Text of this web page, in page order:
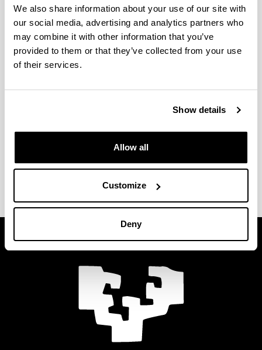
We also share information about your use of our site with
our social media, advertising and analytics partners who
may combine it with other information that you’ve
provided to them or that they’ve collected from your use
of their services.
Show details
Allow all
Customize
Deny
Tendrás un director o directora que te orientará en
la elección de la línea de investigación y que
supervisará tu trabajo.
matricularte, antes deberás haber superado un
Consulta la información sobre
defensaen la web de tu centro.